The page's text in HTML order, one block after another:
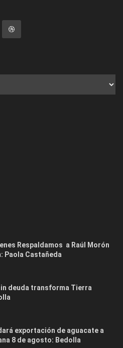
Respaldamos a Raúl Morón
Paola Castañeda
deuda transforma Tierra
exportación de aguacate a
8 de agosto: Bedolla